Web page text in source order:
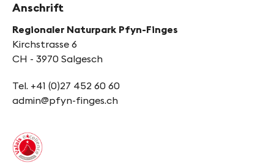
Anschrift
Regionaler Naturpark Pfyn-Finges
Kirchstrasse 6
CH - 3970 Salgesch
Tel. +41 (0)27 452 60 60
admin@pfyn-finges.ch